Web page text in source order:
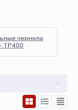
чернила
TP400